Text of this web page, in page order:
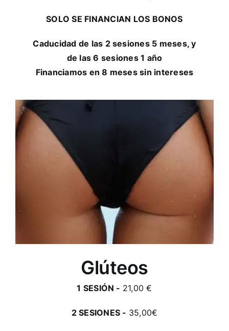
SOLO SE FINANCIAN LOS BONOS
Caducidad de las 2 sesiones 5 meses, y
de las 6 sesiones 1 año
Financiamos en 8 meses sin intereses
Glúteos
1 SESIÓN - 21,00 €
2 SESIONES - 35,00€